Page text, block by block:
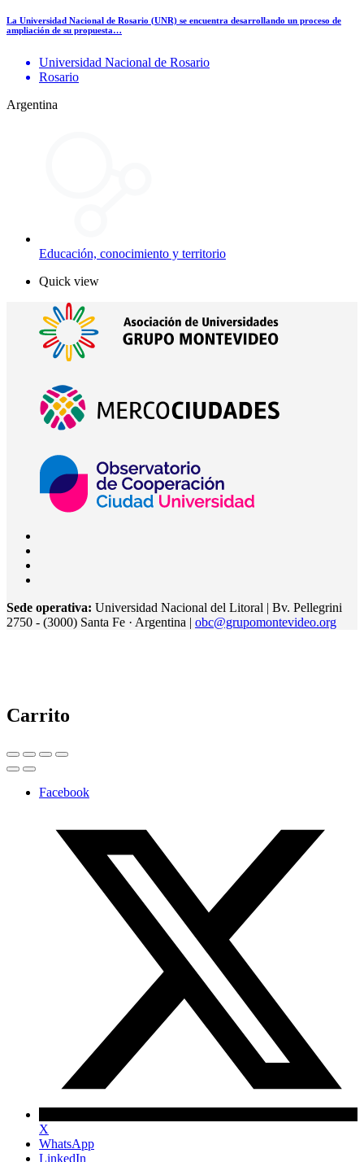
La Universidad Nacional de Rosario (UNR) se encuentra desarrollando un proceso de
ampliación de su propuesta…
Universidad Nacional de Rosario
Rosario
Argentina
Educación, conocimiento y territorio
Quick view
Sede operativa: Universidad Nacional del Litoral | Bv. Pellegrini
2750 - (3000) Santa Fe · Argentina | obc@grupomontevideo.org
Carrito
Facebook
X
WhatsApp
LinkedIn